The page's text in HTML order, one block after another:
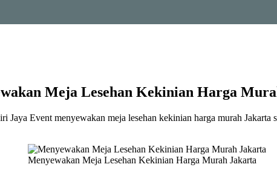
Meja Lesehan Kekinian Harga
Event menyewakan meja lesehan kekinian harga murah Jakarta
Menyewakan Meja Lesehan Kekinian Harga Murah Jakarta